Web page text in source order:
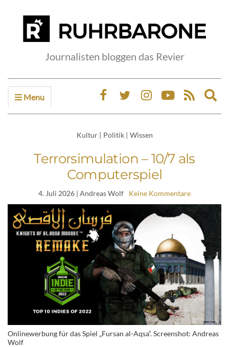
Journalisten bloggen das Revier
Menu
Kultur | Politik | Wissen
Terrorsimulation – 10/7 als
Computerspiel
4. Juli 2026 | Andreas Wolf Keine Kommentare
Onlinewerbung für das Spiel „Fursan al-Aqsa“. Screenshot: Andreas
Wolf